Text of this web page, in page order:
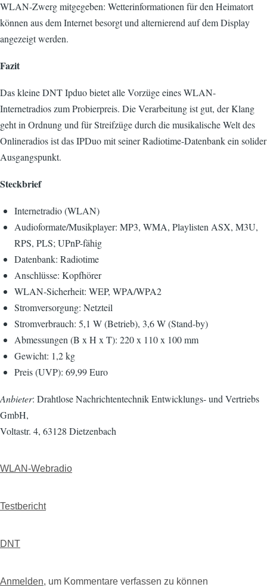
WLAN-Zwerg mitgegeben: Wetterinformationen für den Heimatort
können aus dem Internet besorgt und alternierend auf dem Display
angezeigt werden.
Fazit
Das kleine DNT Ipduo bietet alle Vorzüge eines WLAN-
Internetradios zum Probierpreis. Die Verarbeitung ist gut, der Klang
geht in Ordnung und für Streifzüge durch die musikalische Welt des
Onlineradios ist das IPDuo mit seiner Radiotime-Datenbank ein solider
Ausgangspunkt.
Steckbrief
Internetradio (WLAN)
Audioformate/Musikplayer: MP3, WMA, Playlisten ASX, M3U,
RPS, PLS; UPnP-fähig
Datenbank: Radiotime
Anschlüsse: Kopfhörer
WLAN-Sicherheit: WEP, WPA/WPA2
Stromversorgung: Netzteil
Stromverbrauch: 5,1 W (Betrieb), 3,6 W (Stand-by)
Abmessungen (B x H x T): 220 x 110 x 100 mm
Gewicht: 1,2 kg
Preis (UVP): 69,99 Euro
Anbieter: Drahtlose Nachrichtentechnik Entwicklungs- und Vertriebs
GmbH,
Voltastr. 4, 63128 Dietzenbach
WLAN-Webradio
Testbericht
DNT
Anmelden, um Kommentare verfassen zu können